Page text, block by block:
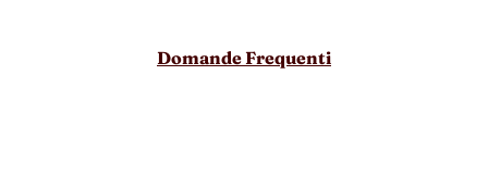
Domande Frequenti